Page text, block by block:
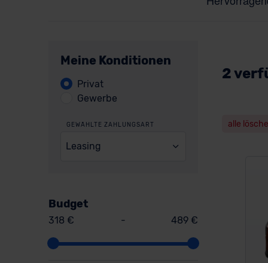
Meine Konditionen
Privat
Gewerbe
GEWÄHLTE ZAHLUNGSART
Leasing
Budget
318 € - 489 €
2
alle